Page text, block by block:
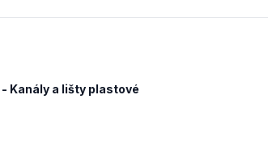
- Kanály a lišty plastové